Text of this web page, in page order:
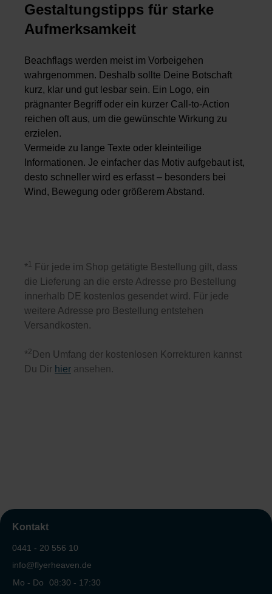
Gestaltungstipps für starke
Aufmerksamkeit
Beachflags werden meist im Vorbeigehen
wahrgenommen. Deshalb sollte Deine Botschaft
kurz, klar und gut lesbar sein. Ein Logo, ein
prägnanter Begriff oder ein kurzer Call-to-Action
reichen oft aus, um die gewünschte Wirkung zu
erzielen.
Vermeide zu lange Texte oder kleinteilige
Informationen. Je einfacher das Motiv aufgebaut ist,
desto schneller wird es erfasst – besonders bei
Wind, Bewegung oder größerem Abstand.
*1
Für jede im Shop getätigte Bestellung gilt, dass
die Lieferung an die erste Adresse pro Bestellung
innerhalb DE kostenlos gesendet wird. Für jede
weitere Adresse pro Bestellung entstehen
Versandkosten.
*2 Den Umfang der kostenlosen Korrekturen kannst
Du Dir hier ansehen.
Kontakt
0441 - 20 556 10
info@flyerheaven.de
Mo - Do
08:30 - 17:30